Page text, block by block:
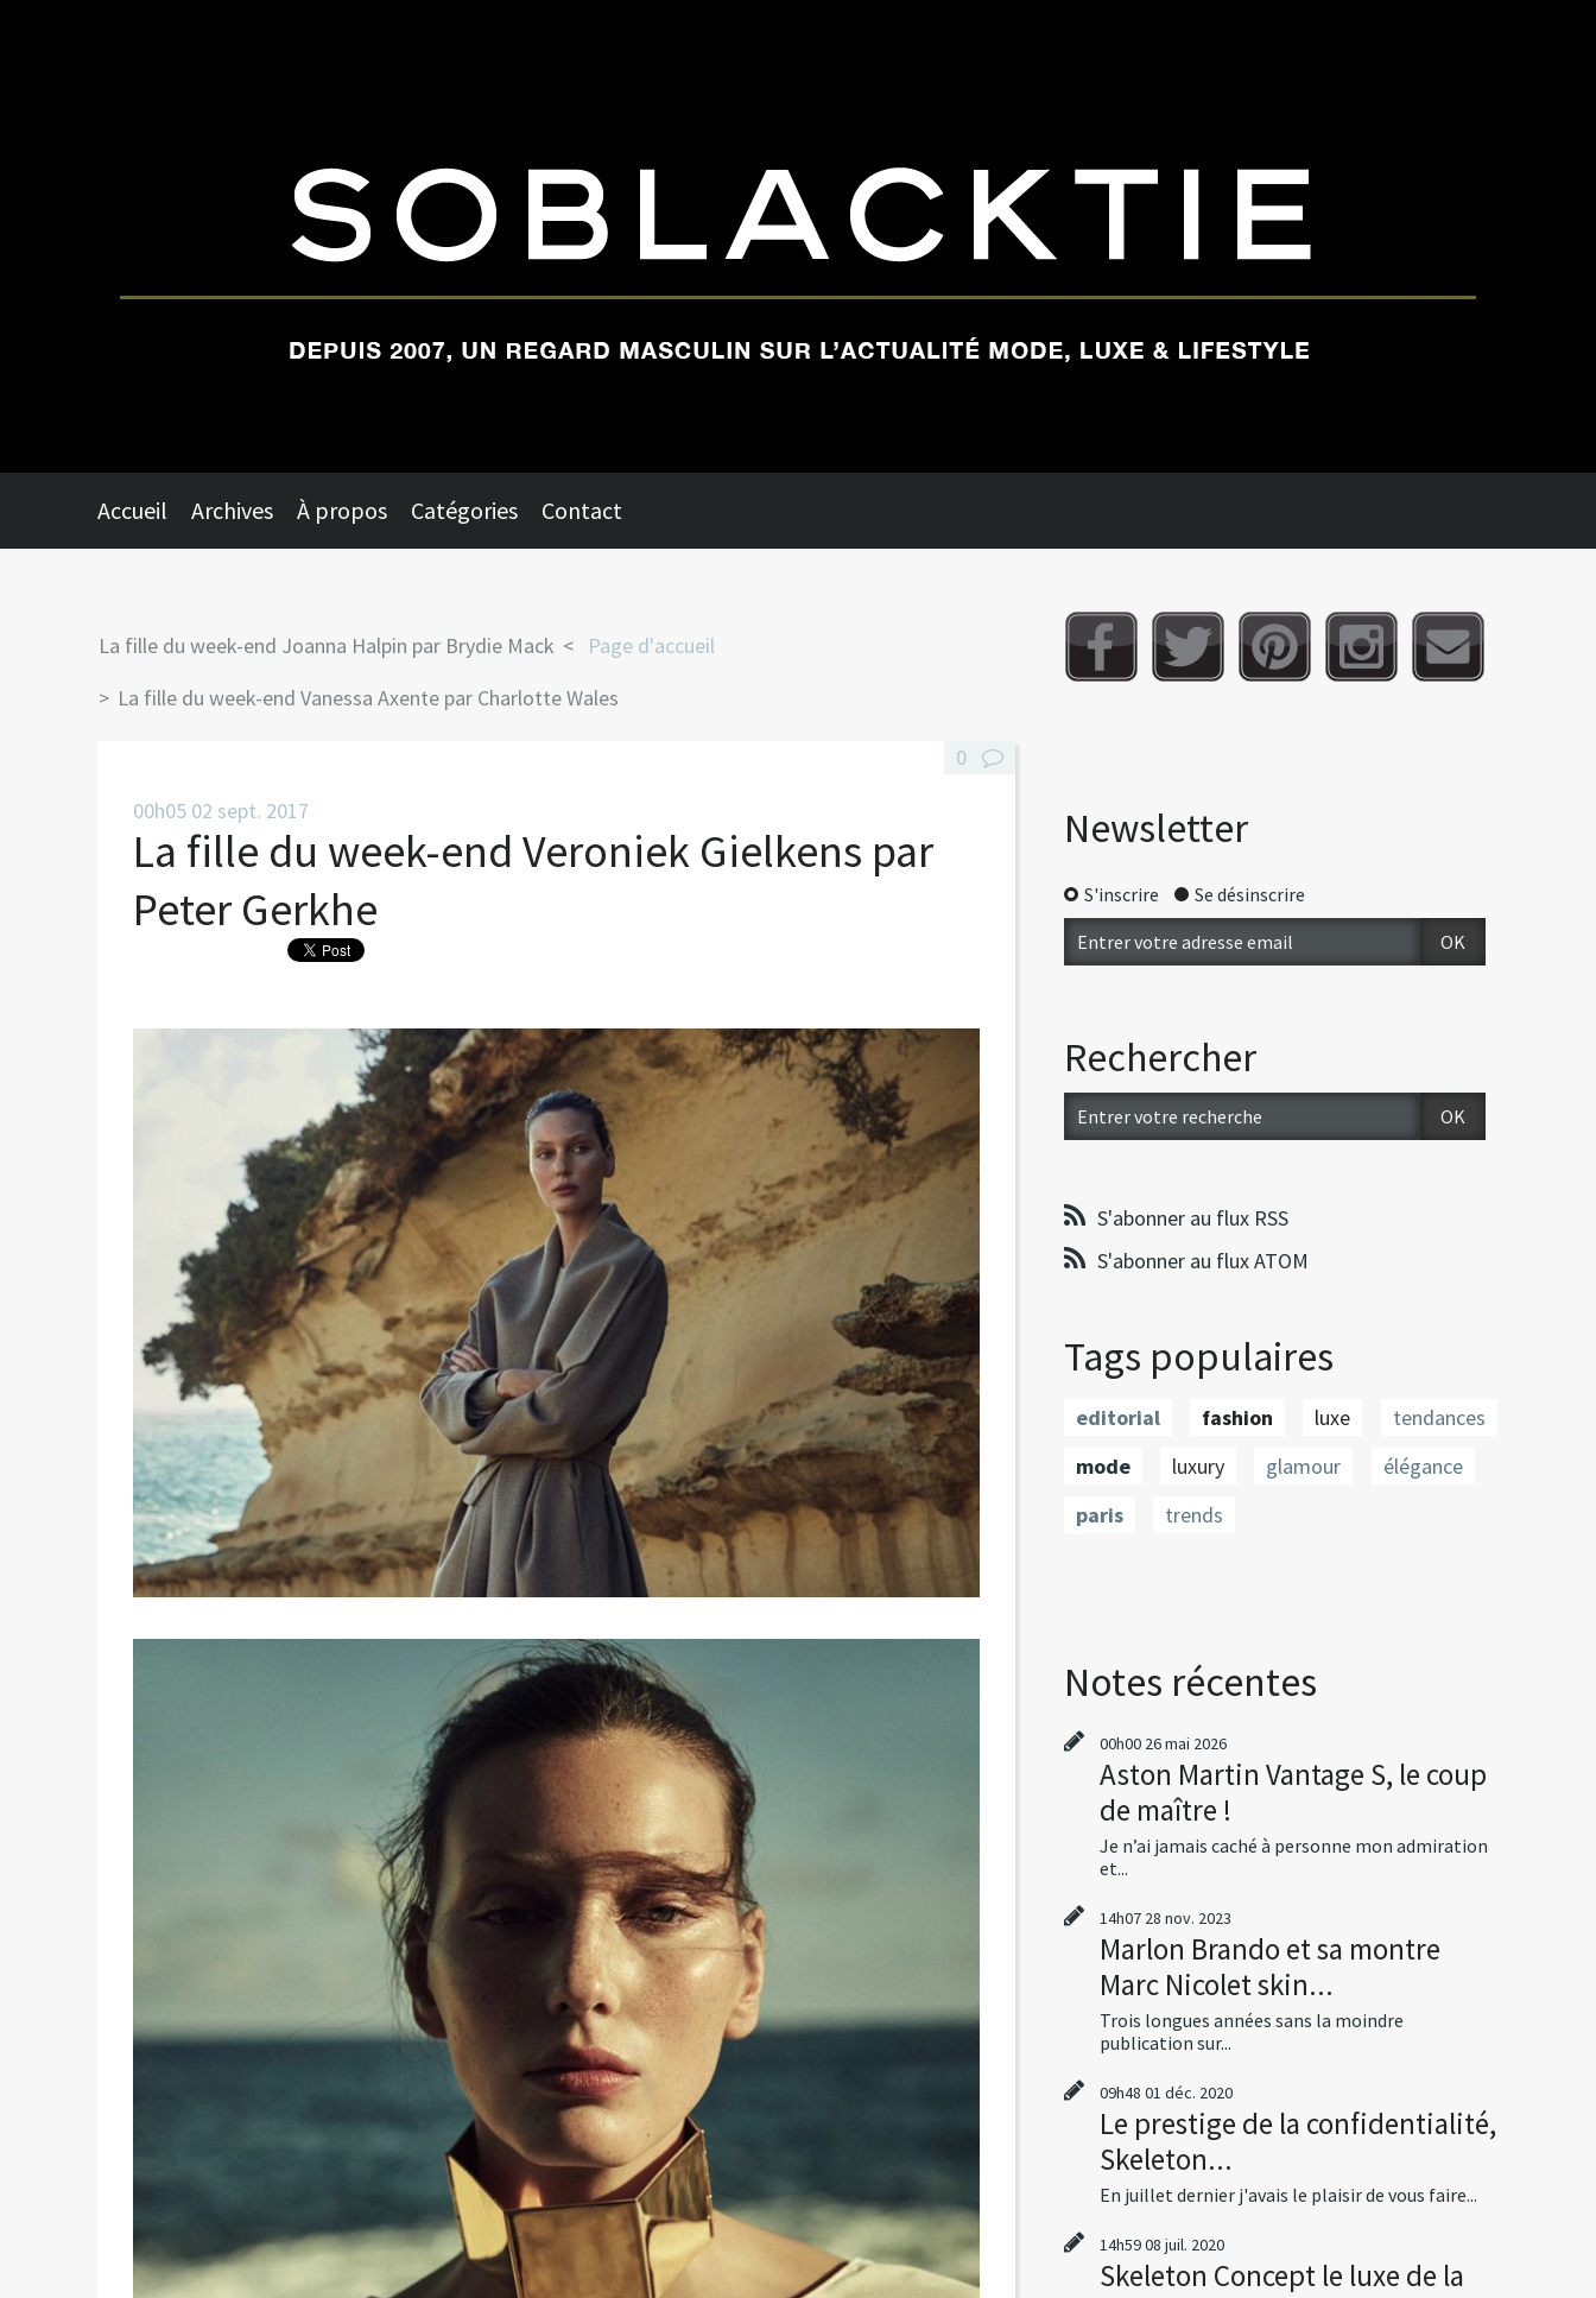
Accueil Archives À propos Catégories Contact
La fille du week-end Joanna Halpin par Brydie Mack
Page d'accueil
La fille du week-end Vanessa Axente par Charlotte Wales
00h05 02 sept. 2017
La fille du week-end Veroniek Gielkens par
Peter Gerkhe
0
Newsletter
S'inscrire Se désinscrire
Rechercher
S'abonner au flux RSS
S'abonner au flux ATOM
Tags populaires
editorial fashion luxe
tendances
mode
luxury glamour
élégance
paris
trends
Notes récentes
00h00 26mai 2026
Aston Martin Vantage S, le coup
de maître !
Je n’ai jamais caché à personne mon admiration
et...
14h07 28 nov. 2023
Marlon Brando et sa montre
Marc Nicolet skin...
Trois longues années sans la moindre
publication sur...
09h48 01 déc. 2020
Le prestige de la confidentialité,
Skeleton...
En juillet dernier j'avais le plaisir de vous faire...
14h5908 juil. 2020
Skeleton Concept le luxe de la